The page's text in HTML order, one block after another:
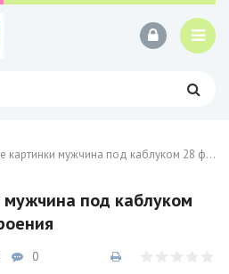
мужчина под каблуком 28 фото
под каблуком
0